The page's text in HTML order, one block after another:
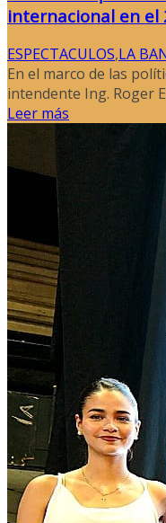
internacional en el
ESPECTACULOS,LA
En el marco de las
intendente Ing. Roger
Leer más